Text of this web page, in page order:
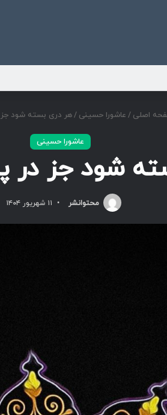
اصلی / عاشورا حسینی /هر دری بسته شود
عاشورا حسینی
شود جز
محتوانشر ۱۱ شهریور ۱۴۰۴